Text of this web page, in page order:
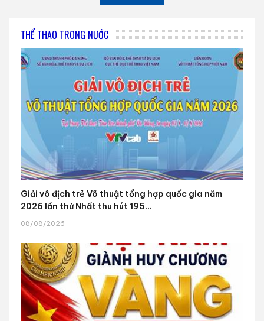
THỂ THAO TRONG NƯỚC
Giải vô địch trẻ Võ thuật tổng hợp quốc gia năm
2026 lần thứ Nhất thu hút 195...
08/08/2026